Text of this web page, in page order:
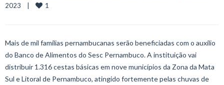
2023    |
1
Mais de mil famílias pernambucanas serão beneficiadas com o auxílio
do Banco de Alimentos do Sesc Pernambuco. A instituição vai
distribuir 1.316 cestas básicas em nove municípios da Zona da Mata
Sul e Litoral de Pernambuco, atingido fortemente pelas chuvas de